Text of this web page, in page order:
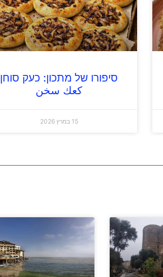
סיפורו של מתכון: כעק סוחן
كعك سخن
15 במרץ 2026